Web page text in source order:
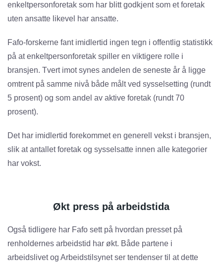
enkeltpersonforetak som har blitt godkjent som et foretak
uten ansatte likevel har ansatte.
Fafo-forskerne fant imidlertid ingen tegn i offentlig statistikk
på at enkeltpersonforetak spiller en viktigere rolle i
bransjen. Tvert imot synes andelen de seneste år å ligge
omtrent på samme nivå både målt ved sysselsetting (rundt
5 prosent) og som andel av aktive foretak (rundt 70
prosent).
Det har imidlertid forekommet en generell vekst i bransjen,
slik at antallet foretak og sysselsatte innen alle kategorier
har vokst.
Økt press på arbeidstida
Også tidligere har Fafo sett på hvordan presset på
renholdernes arbeidstid har økt. Både partene i
arbeidslivet og Arbeidstilsynet ser tendenser til at dette